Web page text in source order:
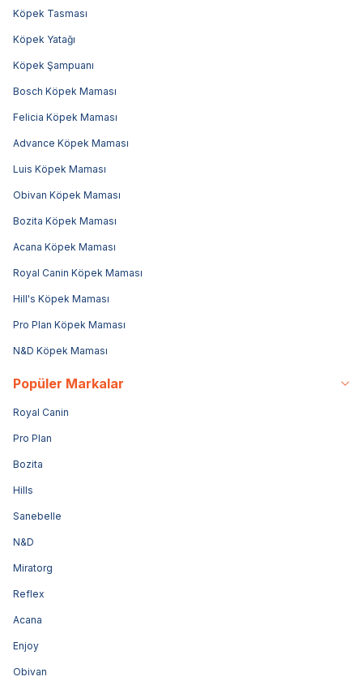
Köpek Tasması
Köpek Yatağı
Köpek Şampuanı
Bosch Köpek Maması
Felicia Köpek Maması
Advance Köpek Maması
Luis Köpek Maması
Obivan Köpek Maması
Bozita Köpek Maması
Acana Köpek Maması
Royal Canin Köpek Maması
Hill's Köpek Maması
Pro Plan Köpek Maması
N&D Köpek Maması
Popüler Markalar
Royal Canin
Pro Plan
Bozita
Hills
Sanebelle
N&D
Miratorg
Reflex
Acana
Enjoy
Obivan